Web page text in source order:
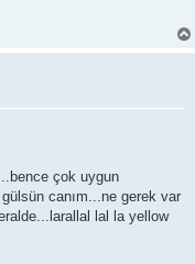
çok uygun
canım...ne gerek var
lal la yellow